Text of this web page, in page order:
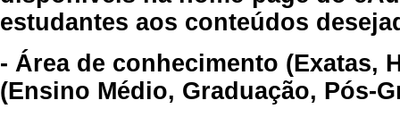
estudantes aos conteúdos
- Área de conhecimento (Exatas,
(Ensino Médio, Graduação, Pós-